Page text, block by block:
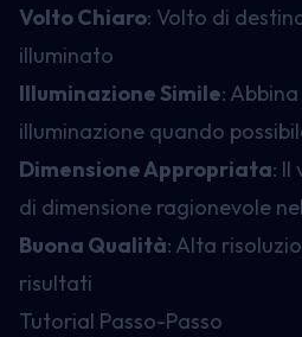
Volto Chiaro: Volto di
illuminato
Illuminazione Simile:
illuminazione quando
Dimensione Appropriata: Il
di dimensione ragionevole
Buona Qualità: Alta
risultati
Tutorial Passo-Passo